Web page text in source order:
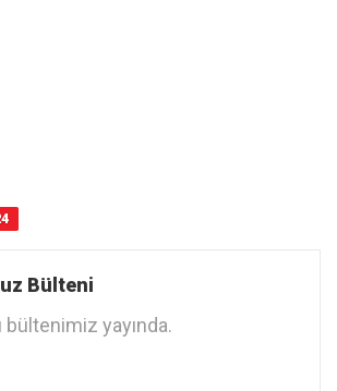
Bülteni
bültenimiz yayında.